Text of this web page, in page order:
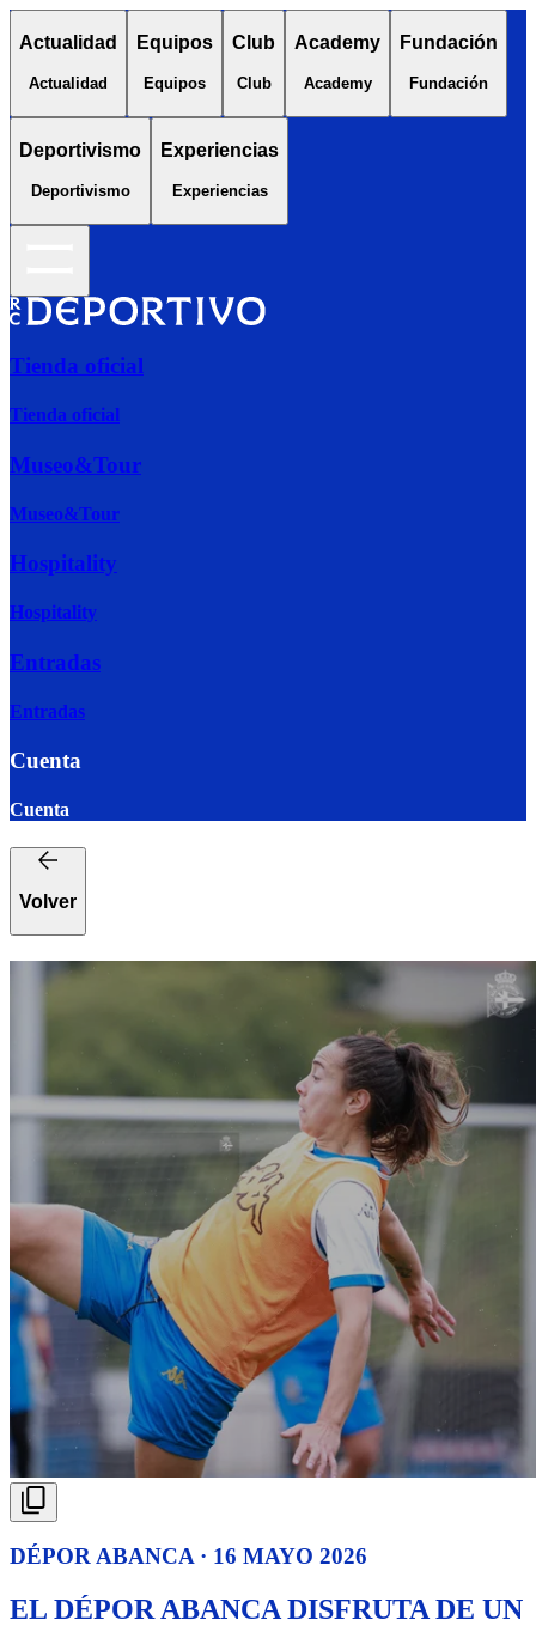
Actualidad
Actualidad
Equipos
Equipos
Club
Club
Academy
Academy
Fundación
Fundación
Deportivismo
Deportivismo
Experiencias
Experiencias
Tienda oficial
Tienda oficial
Museo&Tour
Museo&Tour
Hospitality
Hospitality
Entradas
Entradas
Cuenta
Cuenta
Volver
DÉPOR ABANCA · 16 MAYO 2026
EL DÉPOR ABANCA DISFRUTA DE UN